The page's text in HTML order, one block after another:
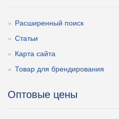
Расширенный поиск
Статьи
Карта сайта
Товар для брендирования
Оптовые цены